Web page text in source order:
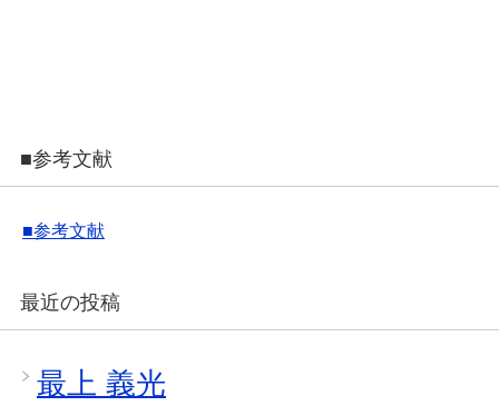
■参考文献
■参考文献
最近の投稿
最上 義光